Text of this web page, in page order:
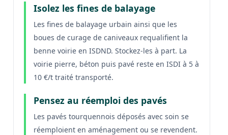
Isolez les fines de balayage
Les fines de balayage urbain ainsi que les
boues de curage de caniveaux requalifient la
benne voirie en ISDND. Stockez-les à part. La
voirie pierre, béton puis pavé reste en ISDI à 5 à
10 €/t traité transporté.
Pensez au réemploi des pavés
Les pavés tourquennois déposés avec soin se
réemploient en aménagement ou se revendent.